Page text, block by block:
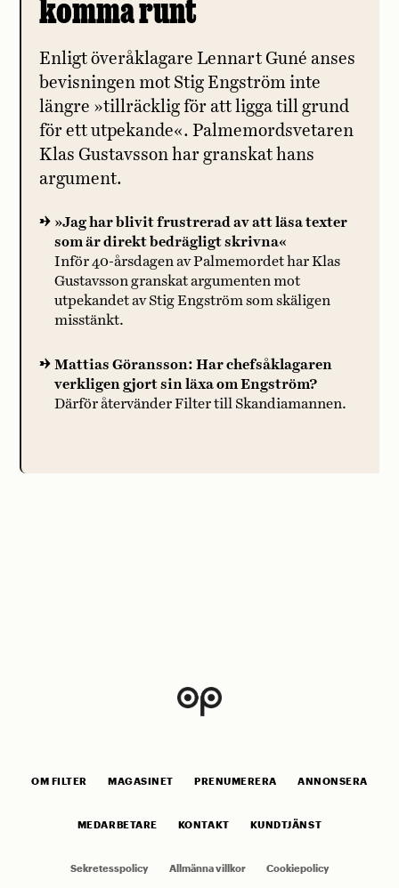
komma runt
Enligt överåklagare Lennart Guné anses
bevisningen mot Stig Engström inte
längre »tillräcklig för att ligga till grund
för ett utpekande«. Palmemordsvetaren
Klas Gustavsson har granskat hans
argument.
»Jag har blivit frustrerad av att läsa texter
som är direkt bedrägligt skrivna«
Inför 40-årsdagen av Palmemordet har Klas
Gustavsson granskat argumenten mot
utpekandet av Stig Engström som skäligen
misstänkt.
Mattias Göransson: Har chefsåklagaren
verkligen gjort sin läxa om Engström?
Därför återvänder Filter till Skandiamannen.
OM FILTER MAGASINET PRENUMERERA ANNONSERA
MEDARBETARE KONTAKT KUNDTJÄNST
Sekretesspolicy Allmänna villkor Cookiepolicy